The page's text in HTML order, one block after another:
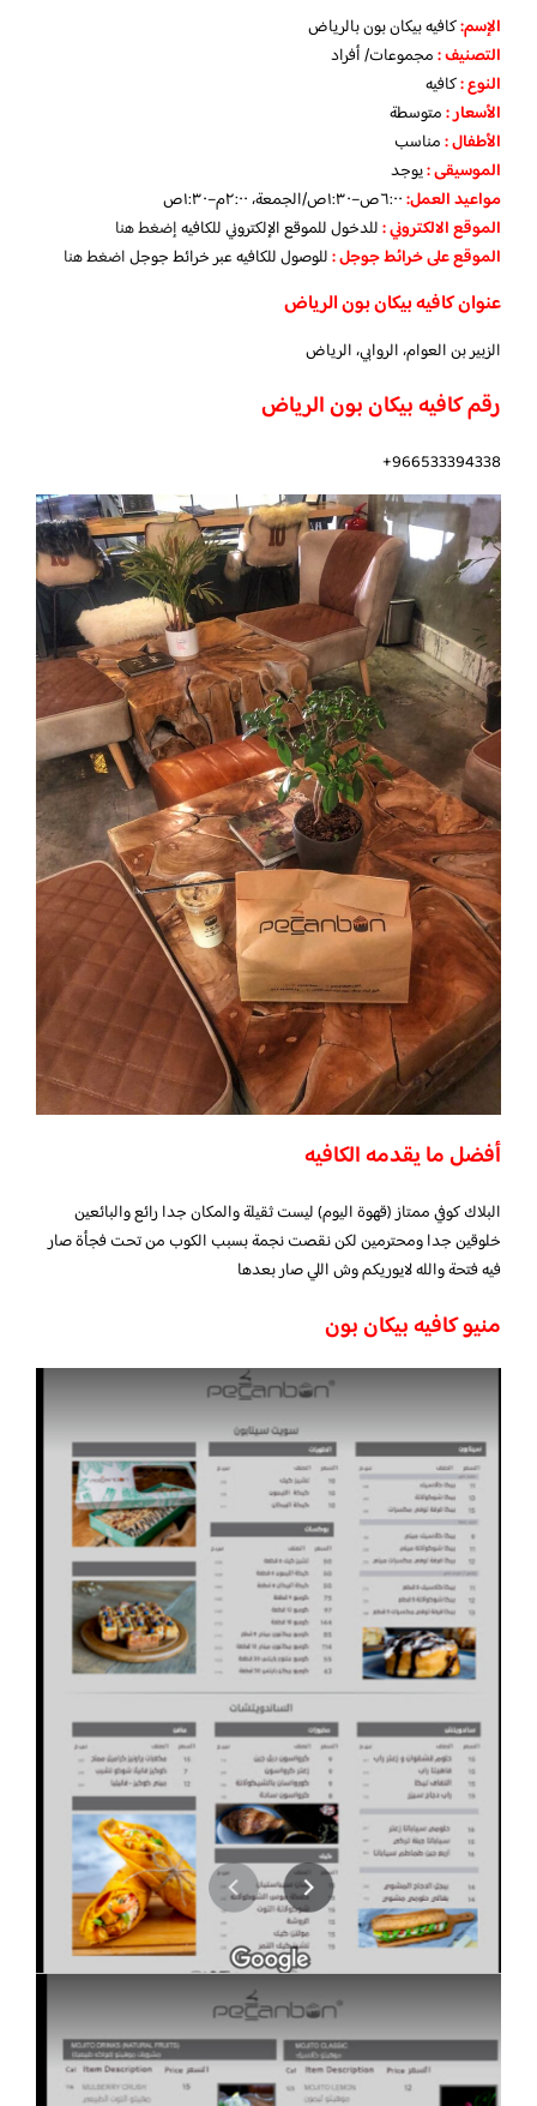
الإسم:كافيه بيكان بون بالرياض
التصنيف:مجموعات/ أفراد
النوع:كافيه
الأسعار:متوسطة
الأطفال:مناسب
الموسيقى:يوجد
مواعيد العمل:
الموقع الالكتروني:للدخول للموقع الإلكتروني للكافيهإضغط هنا
الموقع على خرائط جوجل:للوصول للكافيه عبر خرائط جوجلاضغط هنا
عنوان كافيه بيكان بون الرياض
الزبير بن العوام، الروابي، الرياض
رقم كافيه بيكان بون الرياض
966533394338+
أفضل ما يقدمه الكافيه
البلاك كوفي ممتاز (قهوة اليوم) ليست ثقيلة والمكان جدا رائع والبائعين
خلوقين جدا ومحترمين لكن نقصت نجمة بسبب الكوب من تحت فجأة صار
فيه فتحة والله لايوريكم وش اللي صار بعدها
منيو كافيه بيكان بون